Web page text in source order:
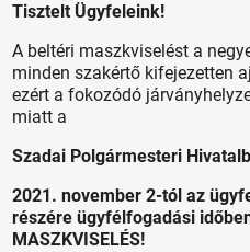
Tisztelt Ügyfeleink!
A beltéri maszkviselést a
minden szakértő kifejezetten
ezért a fokozódó
miatt a
Szadai Polgármesteri
2021. november 2-tól az
részére ügyfélfogadási
MASZKVISELÉS!